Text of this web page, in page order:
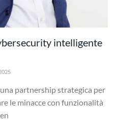
intelligente
partnership strategica per
le minacce con funzionalità